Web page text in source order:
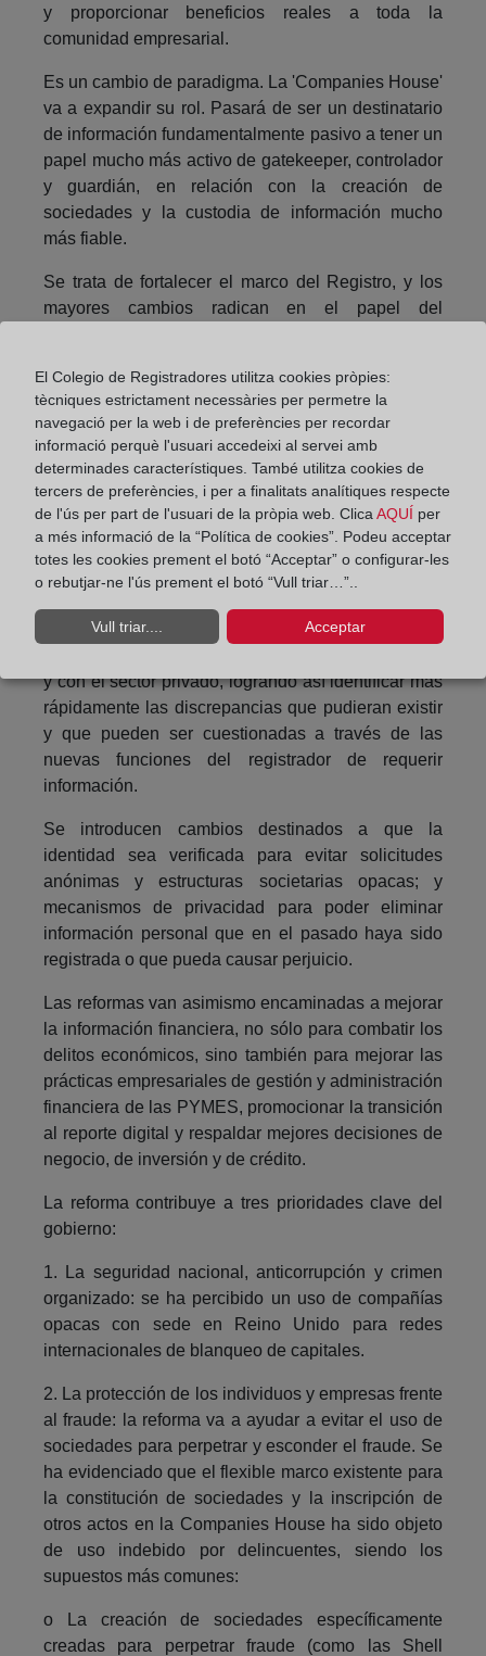
y proporcionar beneficios reales a toda la
comunidad empresarial.
Es un cambio de paradigma. La 'Companies House'
va a expandir su rol. Pasará de ser un destinatario
de información fundamentalmente pasivo a tener un
papel mucho más activo de gatekeeper, controlador
y guardián, en relación con la creación de
sociedades y la custodia de información mucho
más fiable.
Se trata de fortalecer el marco del Registro, y los
mayores cambios radican en el papel del
entorno comercial y empresarial británico.
Para ello, se enviste al registrador de nuevos
poderes, que incluyen el de consultar y comprobar
la información aportada en relación con
nombramientos, documentos o solicitudes
sospechosas; en ciertos casos, requerir más prueba
e incluso rechazar la solicitud, presentación o
información aportada.
También se quiere reforzar el intercambio de
y con el sector privado, logrando así identificar más
rápidamente las discrepancias que pudieran existir
y que pueden ser cuestionadas a través de las
nuevas funciones del registrador de requerir
información.
Se introducen cambios destinados a que la
identidad sea verificada para evitar solicitudes
anónimas y estructuras societarias opacas; y
mecanismos de privacidad para poder eliminar
información personal que en el pasado haya sido
registrada o que pueda causar perjuicio.
Las reformas van asimismo encaminadas a mejorar
la información financiera, no sólo para combatir los
delitos económicos, sino también para mejorar las
prácticas empresariales de gestión y administración
financiera de las PYMES, promocionar la transición
al reporte digital y respaldar mejores decisiones de
negocio, de inversión y de crédito.
La reforma contribuye a tres prioridades clave del
gobierno:
1. La seguridad nacional, anticorrupción y crimen
organizado: se ha percibido un uso de compañías
opacas con sede en Reino Unido para redes
internacionales de blanqueo de capitales.
2. La protección de los individuos y empresas frente
al fraude: la reforma va a ayudar a evitar el uso de
sociedades para perpetrar y esconder el fraude. Se
ha evidenciado que el flexible marco existente para
la constitución de sociedades y la inscripción de
otros actos en la Companies House ha sido objeto
de uso indebido por delincuentes, siendo los
supuestos más comunes:
o La creación de sociedades específicamente
creadas para perpetrar fraude (como las Shell
El Colegio de Registradores utilitza cookies pròpies:
tècniques estrictament necessàries per permetre la
navegació per la web i de preferències per recordar
informació perquè l'usuari accedeixi al servei amb
determinades característiques. També utilitza cookies de
tercers de preferències, i per a finalitats analítiques respecte
de l'ús per part de l'usuari de la pròpia web. ClicaAQUÍ per
a més informació de la “Política de cookies”. Podeu acceptar
totes les cookies prement el botó “Acceptar” o configurar-les
o rebutjar-ne l'ús prement el botó “Vull triar…”..
Vull triar.... Acceptar